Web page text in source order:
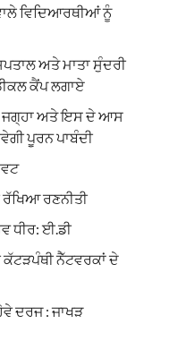
ਵਿਦਿਆਰਥੀਆਂ ਨੂੰ
ਅਤੇ ਮਾਤਾ ਸੁੰਦਰੀ
ਕੈਂਪ ਲਗਾਏ
ਜਗ੍ਹਾ ਅਤੇ ਇਸ ਦੇ ਆਸ
ਪੂਰਨ ਪਾਬੰਦੀ
ਰਣਨੀਤੀ
ਧੀਰ: ਈ.ਡੀ
ਕੱਟੜਪੰਥੀ ਨੈੱਟਵਰਕਾਂ ਦੇ
ਦਰਜ : ਜਾਖੜ